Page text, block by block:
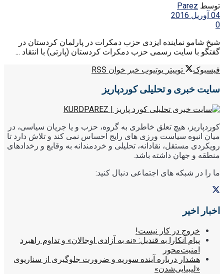
توسط Parez
04 آوریل 2016
0
شیخ شامو نماینده‌ ایزدی حزب دمکرات در پارلمان کردستان در
گفتگو با سایت رسمی حزب دمکرات کردستان (پارتی) با انتقاد ...
فیسبوک
توییتر یوتیوب خبر خوان RSS
سایت خبری و تحلیلی کوردپاریز
کوردپاریز، هیچ تعلق خاطری به گروه، حزب و یا جریان سیاسی، در
میان انبوه سیاست ورزی های رایج احساس نمی کند و تلاش دارد تا
رویکردی مستقل، نقادانه، تحلیلی و خردمندانه به وقایع و رخدادهای
منطقه و جهان داشته باشد.
ما را در شبکه های اجتماعی دنبال کنید:
اخبار اخیر
خروج در کار نیست!
پیام آنکارا به قندیل: «نه به آزادی اوجالان» و تداوم راهبرد
امنیت‌محور
هشدار درباره آینده سوریه و ضرورت جلوگیری از سناریوی
«لیبیایی‌شدن»